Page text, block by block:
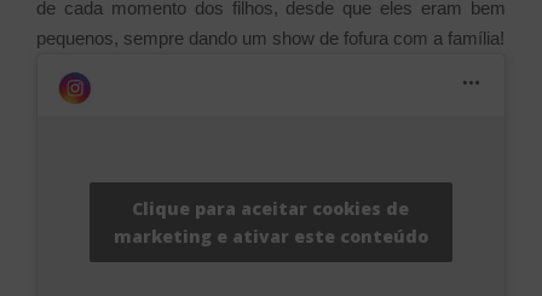
de cada momento dos filhos, desde que eles eram bem
pequenos, sempre dando um show de fofura com a família!
Clique para aceitar cookies de
marketing e ativar este conteúdo